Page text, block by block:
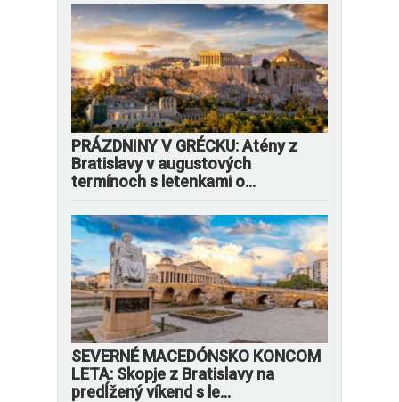
PRÁZDNINY V GRÉCKU: Atény z
Bratislavy v augustových
termínoch s letenkami o...
SEVERNÉ MACEDÓNSKO KONCOM
LETA: Skopje z Bratislavy na
predĺžený víkend s le...